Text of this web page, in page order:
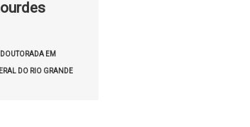
EM
DO RIO GRANDE